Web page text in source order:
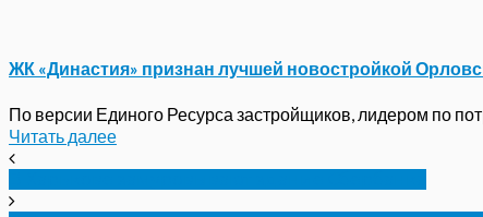
ЖК «Династия» признан лучшей новостройкой
По версии Единого Ресурса застройщиков, лидером по
Читать далее